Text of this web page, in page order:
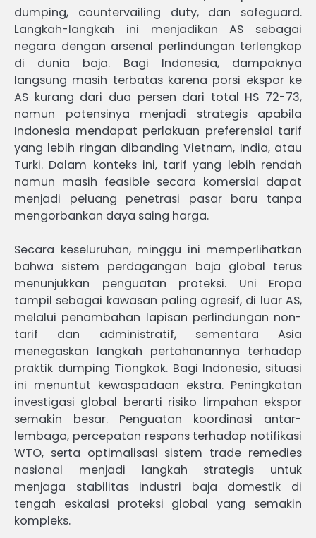
dumping, countervailing duty, dan safeguard.
Langkah-langkah ini menjadikan AS sebagai
negara dengan arsenal perlindungan terlengkap
di dunia baja. Bagi Indonesia, dampaknya
langsung masih terbatas karena porsi ekspor ke
AS kurang dari dua persen dari total HS 72-73,
namun potensinya menjadi strategis apabila
Indonesia mendapat perlakuan preferensial tarif
yang lebih ringan dibanding Vietnam, India, atau
Turki. Dalam konteks ini, tarif yang lebih rendah
namun masih feasible secara komersial dapat
menjadi peluang penetrasi pasar baru tanpa
mengorbankan daya saing harga.
Secara keseluruhan, minggu ini memperlihatkan
bahwa sistem perdagangan baja global terus
menunjukkan penguatan proteksi. Uni Eropa
tampil sebagai kawasan paling agresif, di luar AS,
melalui penambahan lapisan perlindungan non-
tarif dan administratif, sementara Asia
menegaskan langkah pertahanannya terhadap
praktik dumping Tiongkok. Bagi Indonesia, situasi
ini menuntut kewaspadaan ekstra. Peningkatan
investigasi global berarti risiko limpahan ekspor
semakin besar. Penguatan koordinasi antar-
lembaga, percepatan respons terhadap notifikasi
WTO, serta optimalisasi sistem trade remedies
nasional menjadi langkah strategis untuk
menjaga stabilitas industri baja domestik di
tengah eskalasi proteksi global yang semakin
kompleks.